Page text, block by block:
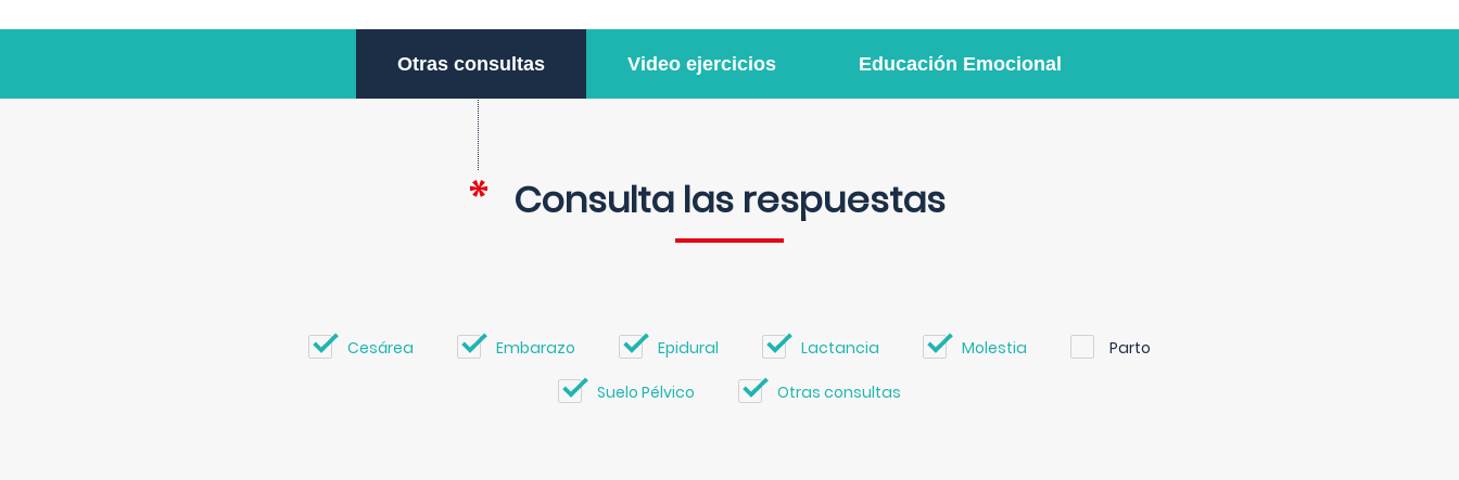
Otras consultas Video ejercicios Educación Emocional
Consulta las respuestas
Cesárea Embarazo Epidural Lactancia Molestia Parto
Suelo Pélvico Otras consultas